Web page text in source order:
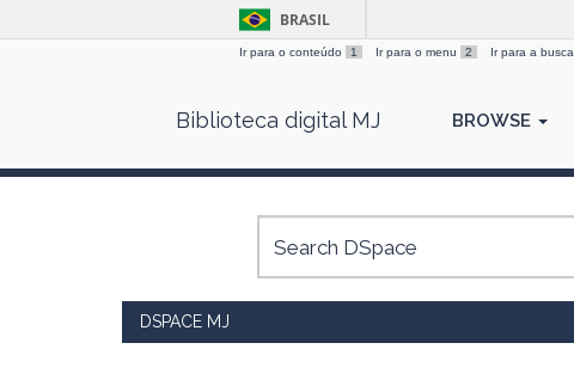
BRASIL
Ir para o conteúdo 1 Ir para o menu 2 Ir para a busca
Biblioteca digital MJ BROWSE
DSPACE MJ